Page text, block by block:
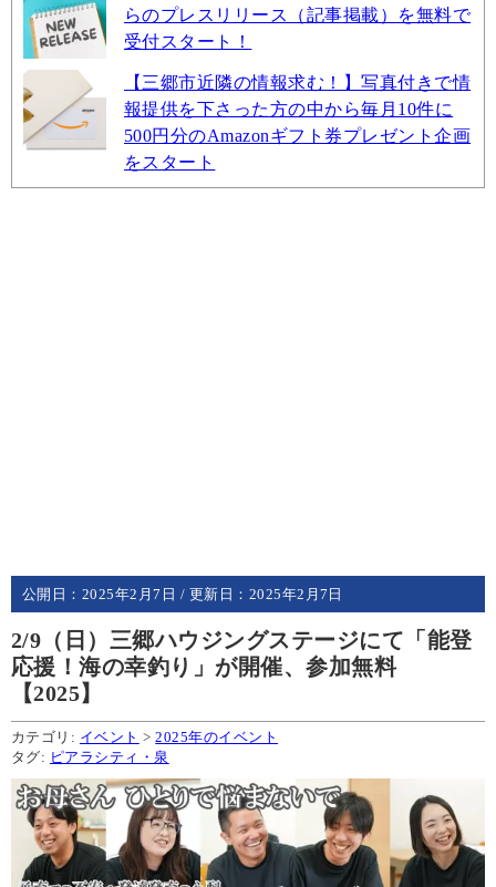
らのプレスリリース（記事掲載）を無料で
受付スタート！
【三郷市近隣の情報求む！】写真付きで情
報提供を下さった方の中から毎月10件に
500円分のAmazonギフト券プレゼント企画
をスタート
公開日： 2025年2月7日 / 更新日： 2025年2月7日
2/9（日）三郷ハウジングステージにて「能登
応援！海の幸釣り」が開催、参加無料
【2025】
カテゴリ: イベント >2025年のイベント
タグ: ピアラシティ・泉